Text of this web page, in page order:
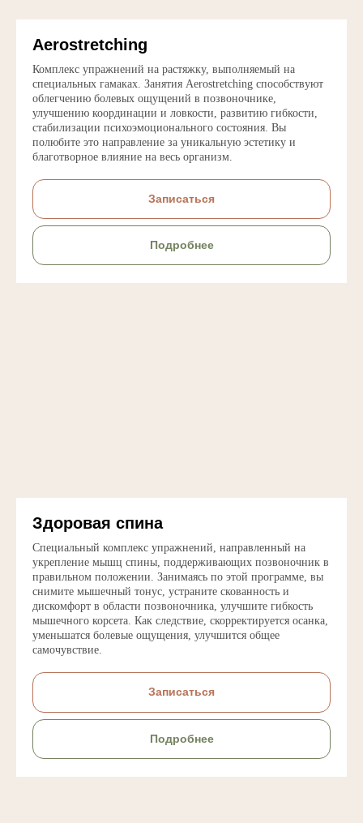
Aerostretching
Комплекс упражнений на растяжку, выполняемый на
специальных гамаках. Занятия Aerostretching способствуют
облегчению болевых ощущений в позвоночнике,
улучшению координации и ловкости, развитию гибкости,
стабилизации психоэмоционального состояния. Вы
полюбите это направление за уникальную эстетику и
благотворное влияние на весь организм.
Записаться
Подробнее
Здоровая спина
Специальный комплекс упражнений, направленный на
укрепление мышц спины, поддерживающих позвоночник в
правильном положении. Занимаясь по этой программе, вы
снимите мышечный тонус, устраните скованность и
дискомфорт в области позвоночника, улучшите гибкость
мышечного корсета. Как следствие, скорректируется осанка,
уменьшатся болевые ощущения, улучшится общее
самочувствие.
Записаться
Подробнее
ИП Коршакова Яна Фаритовна
studiya.estetica@mail.ru
ИНН 280111589420
ОГРНИП 323774600347825
Политика конфиденциальности